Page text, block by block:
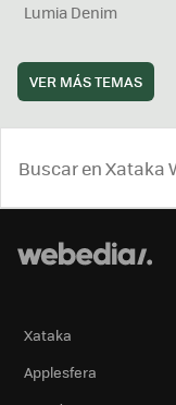
Lumia Denim
VER MÁS TEMAS
Xataka
Applesfera